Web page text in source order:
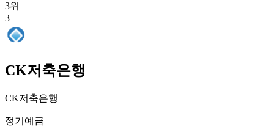
3위
3
CK저축은행
CK저축은행
정기예금